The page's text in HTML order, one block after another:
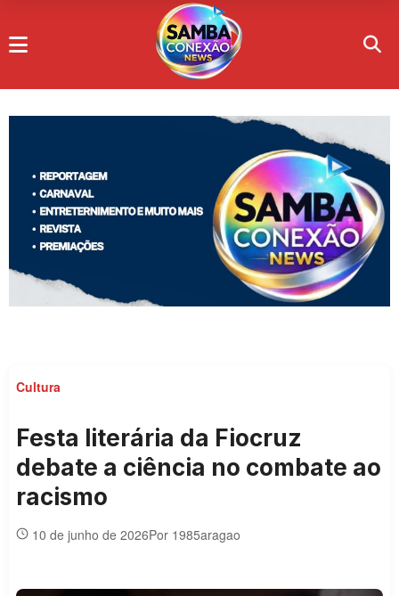
Cultura
Festa literária da Fiocruz
debate a ciência no combate ao
racismo
10 de junho de 2026Por 1985aragao